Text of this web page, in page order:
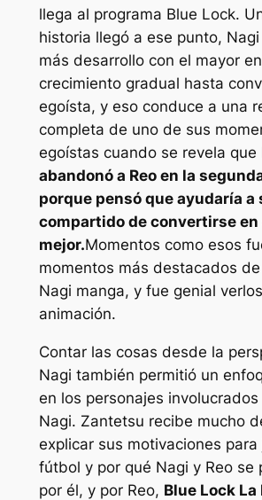
llega al programa Blue Lock.
historia llegó a ese punto,
más desarrollo con el mayor
crecimiento gradual hasta
egoísta, y eso conduce a una
completa de uno de sus
egoístas cuando se revela que
abandonó a Reo en la
porque pensó que ayudaría a
compartido de convertirse en
mejor.Momentos como esos
momentos más destacados
Nagi manga, y fue genial
animación.
Contar las cosas desde la
Nagi también permitió un
en los personajes
Nagi. Zantetsu recibe mucho
explicar sus motivaciones para
fútbol y por qué Nagi y Reo se
por él, y por Reo, Blue Lock La